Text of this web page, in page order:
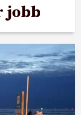
jobb